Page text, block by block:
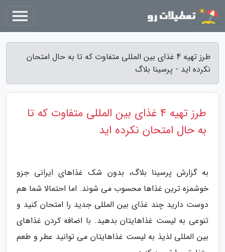
طرز تهیه 4 غذای بین المللی متفاوت که تا به حال امتحان
نکرده اید - پرسینا بلاگ
طرز تهیه 4 غذای بین المللی متفاوت که تا
به حال امتحان نکرده اید
به گزارش پرسینا بلاگ، بدون شک غذاهای ایرانی جزو
خوشمزه ترین غذاها محسوب می شوند. اما احتمالا شما هم
دوست دارید چند غذای بین المللی جدید را امتحان کنید و
تنوعی به لیست غذاهایتان بدهید. با اضافه کردن غذاهای
بین المللی لذیذ به لیست غذاهایتان می توانید عطر و طعم